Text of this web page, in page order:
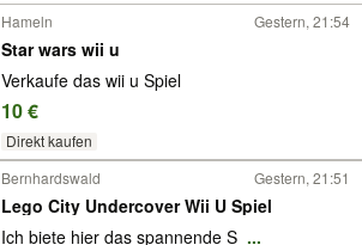
Hameln Gestern, 21:54
Star wars wii u
Verkaufe das wii u Spiel
10 €
Direkt kaufen
Bernhardswald Gestern, 21:51
Lego City Undercover Wii U Spiel
Ich biete hier das spannende S ...